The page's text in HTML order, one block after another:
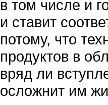
в том числе и
и ставит
потому, что
продуктов в
вряд ли
осложнит им